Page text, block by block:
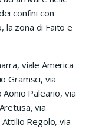
confini con
la zona di Faito e
viale America
Gramsci, via
Paleario, via
via
Regolo, via